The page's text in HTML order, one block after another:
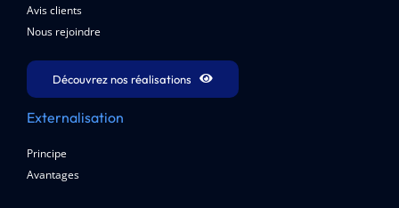
Avis clients
Nous rejoindre
Découvrez nos réalisations
Externalisation
Principe
Avantages